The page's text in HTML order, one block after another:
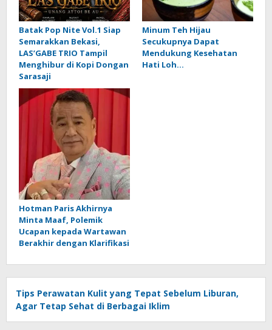
Batak Pop Nite Vol.1 Siap
Semarakkan Bekasi,
LAS’GABE TRIO Tampil
Menghibur di Kopi Dongan
Sarasaji
Minum Teh Hijau
Secukupnya Dapat
Mendukung Kesehatan
Hati Loh…
Hotman Paris Akhirnya
Minta Maaf, Polemik
Ucapan kepada Wartawan
Berakhir dengan Klarifikasi
Tips Perawatan Kulit yang Tepat Sebelum Liburan,
Agar Tetap Sehat di Berbagai Iklim